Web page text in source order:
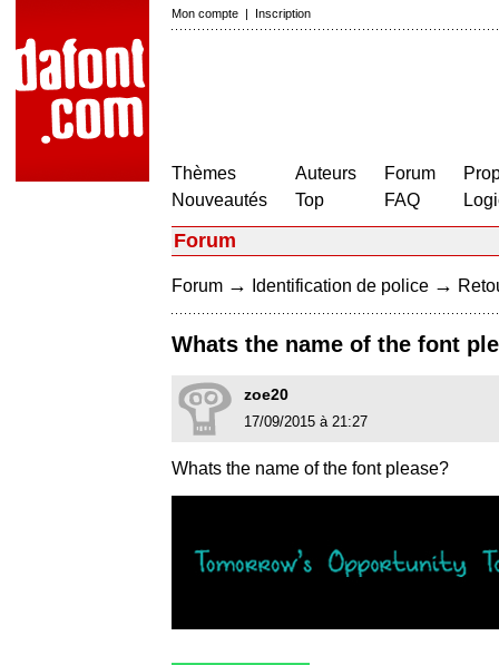
Mon compte | Inscription
Thèmes
Nouveautés
Auteurs
Top
Forum
FAQ
Forum
Forum → Identification de police →
Whats the name of the font
zoe20
17/09/2015 à 21:27
Whats the name of the font please?